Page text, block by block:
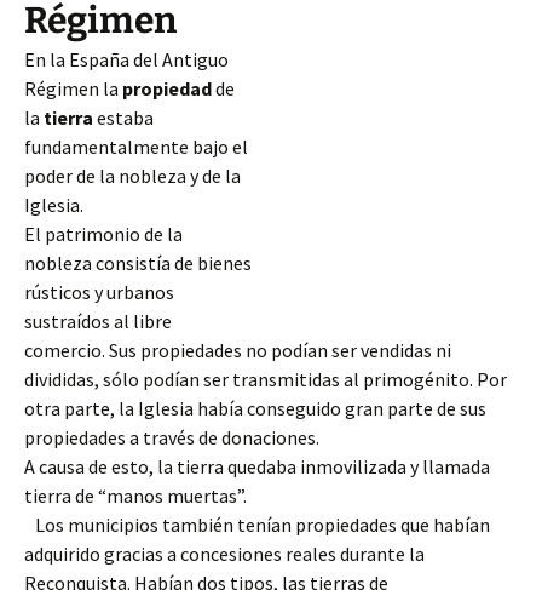
Régimen
En la España del Antiguo
Régimen la propiedadde
la tierra estaba
fundamentalmente bajo el
poder de la nobleza y de la
Iglesia.
El patrimonio de la
nobleza consistía de bienes
rústicos y urbanos
sustraídos al libre
comercio. Sus propiedades no podían ser vendidas ni
divididas, sólo podían ser transmitidas al primogénito. Por
otra parte, la Iglesia había conseguido gran parte de sus
propiedades a través de donaciones.
A causa de esto, la tierra quedaba inmovilizada y llamada
tierra de “manos muertas”.
Los municipios también tenían propiedades que habían
adquirido gracias a concesiones reales durante la
Reconquista. Habían dos tipos, las tierras de